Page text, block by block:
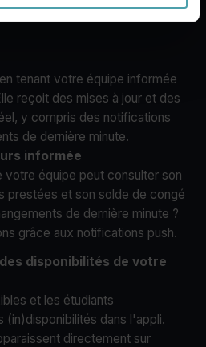
Staff
tenant votre équipe informée
reçoit des mises à jour et des
y compris des notifications
de dernière minute.
informée
votre équipe peut consulter son
prestées et son solde de congé
de dernière minute ?
grâce aux notifications push.
disponibilités de votre
et les étudiants
(in)disponibilités dans l'appli.
directement sur